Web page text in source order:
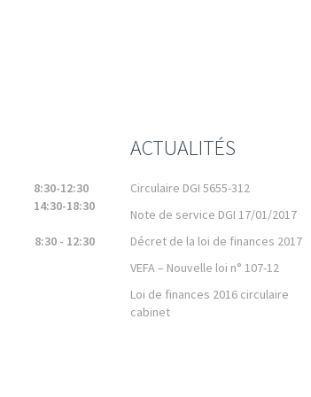
8:30-12:30
14:30-18:30
8:30 - 12:30
ACTUALITÉS
Circulaire DGI 5655-312
Note de service DGI 17/01/2017
Décret de la loi de finances 2017
VEFA – Nouvelle loi n° 107-12
Loi de finances 2016 circulaire
cabinet